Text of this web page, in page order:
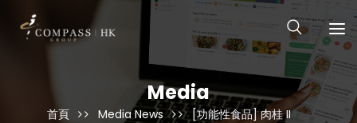
Media
首頁 Media News [功能性食品] 肉桂 II